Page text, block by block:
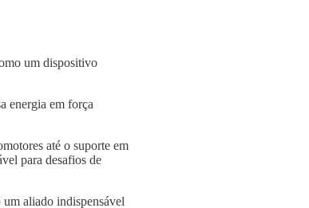
um dispositivo
energia em força
até o suporte em
para desafios de
aliado indispensável